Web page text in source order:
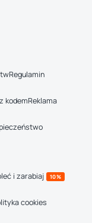
Regulamin
kodemReklama
i zarabiaj 10%
cookies